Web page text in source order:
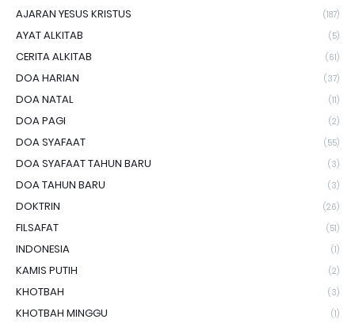
AJARAN YESUS KRISTUS (187)
AYAT ALKITAB (5)
CERITA ALKITAB (61)
DOA HARIAN (37)
DOA NATAL (11)
DOA PAGI (2)
DOA SYAFAAT (55)
DOA SYAFAAT TAHUN BARU (3)
DOA TAHUN BARU (3)
DOKTRIN (26)
FILSAFAT (51)
INDONESIA (1)
KAMIS PUTIH (2)
KHOTBAH (3)
KHOTBAH MINGGU (1)